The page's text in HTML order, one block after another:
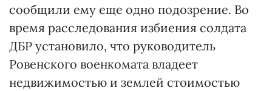
сообщили ему еще одно подозрение. Во
время расследования избиения солдата
ДБР установило, что руководитель
Ровенского военкомата владеет
недвижимостью и землей стоимостью